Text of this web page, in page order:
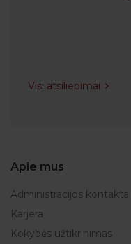
Visi atsiliepimai
Apie mus
Administracijos kontaktai
Karjera
Kokybės užtikrinimas